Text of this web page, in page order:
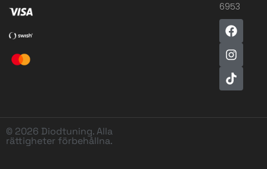
6953
© 2026 Diodtuning. Alla
rättigheter förbehållna.